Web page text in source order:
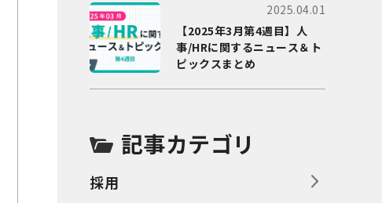
2025.04.01
【2025年3月第4週目】人
事/HRに関するニュース＆ト
ピックスまとめ
記事カテゴリ
採用